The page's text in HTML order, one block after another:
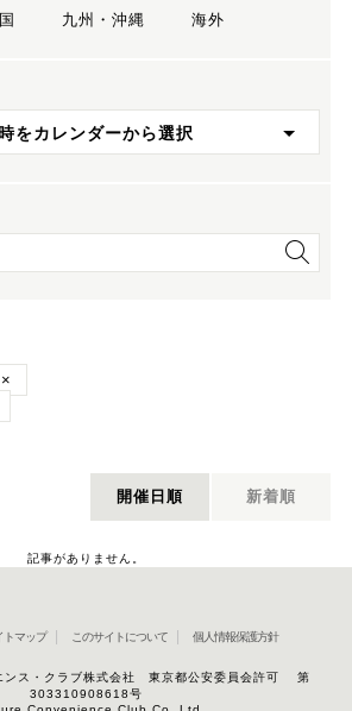
九州・沖縄 海外
をカレンダーから選択
×
開催日順 新着順
記事がありません。
トマップ このサイトについて 個人情報保護方針
ンス・クラブ株式会社 東京都公安委員会許可 第
303310908618号